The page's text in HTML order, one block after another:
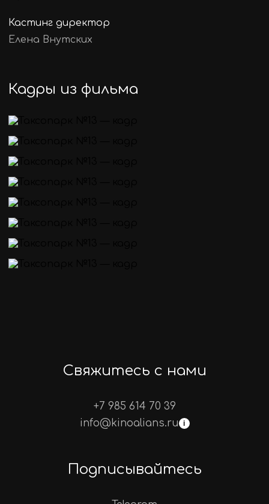
Кастинг директор
Елена Внутских
Кадры из фильма
Свяжитесь с нами
+7 985 614 70 39
info@kinoalians.ru
i
Подписывайтесь